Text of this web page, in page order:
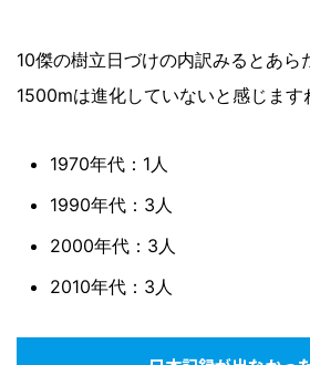
10傑の樹立日づけの内訳みるとあら
1500mは進化していないと感じます
1970年代：1人
1990年代：3人
2000年代：3人
2010年代：3人